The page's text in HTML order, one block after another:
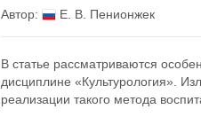
Автор: Е. В. Пенионжек
В статье рассматриваются
дисциплине «Культурология».
реализации такого метода